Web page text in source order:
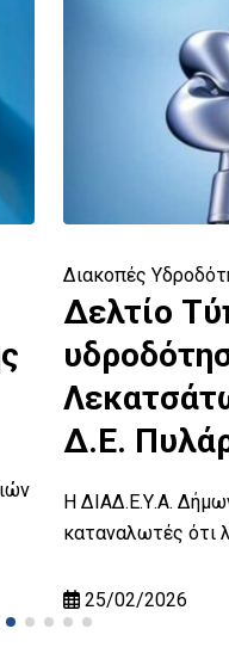
Διακοπές
Δελτίο
Δ.Ε.
Η ΔΙΑΔ.Ε.Υ.Α.
καταναλωτές ότι
25/02/2026